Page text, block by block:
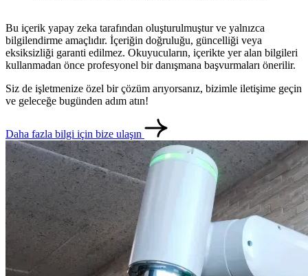
Bu içerik yapay zeka tarafından oluşturulmuştur ve yalnızca
bilgilendirme amaçlıdır. İçeriğin doğruluğu, güncelliği veya
eksiksizliği garanti edilmez. Okuyucuların, içerikte yer alan bilgileri
kullanmadan önce profesyonel bir danışmana başvurmaları önerilir.
Siz de işletmenize özel bir çözüm arıyorsanız, bizimle iletişime geçin
ve geleceğe bugünden adım atın!
Daha fazla bilgi için bize ulaşın